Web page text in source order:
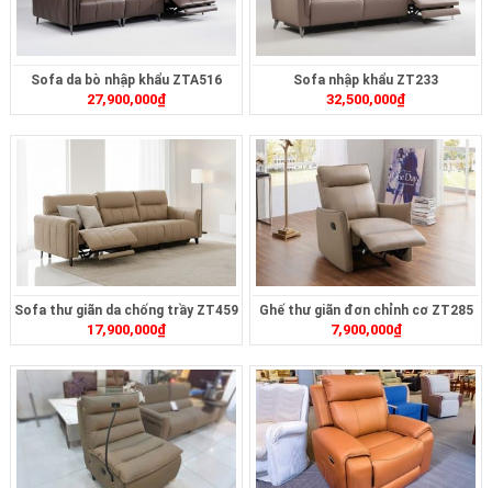
Sofa da bò nhập khẩu ZTA516
27,900,000₫
Sofa nhập khẩu ZT233
32,500,000₫
Sofa thư giãn da chống trầy ZT459
17,900,000₫
Ghế thư giãn đơn chỉnh cơ ZT285
7,900,000₫